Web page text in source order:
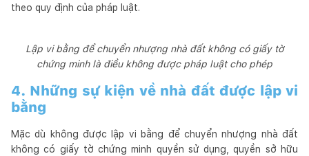
theo quy định của pháp luật.
Lập vi bằng để chuyển nhượng nhà đất không có giấy tờ
chứng minh là điều không được pháp luật cho phép
4. Những sự kiện về nhà đất được lập vi
bằng
Mặc dù không được lập vi bằng để chuyển nhượng nhà đất
không có giấy tờ chứng minh quyền sử dụng, quyền sở hữu